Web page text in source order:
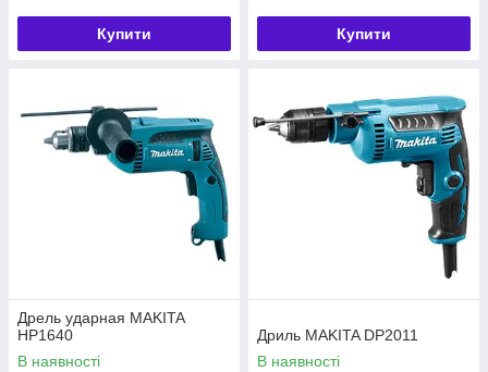
Купити Купити
Дрель ударная MAKITA
HP1640
В наявності
Дриль MAKITA DP2011
В наявності